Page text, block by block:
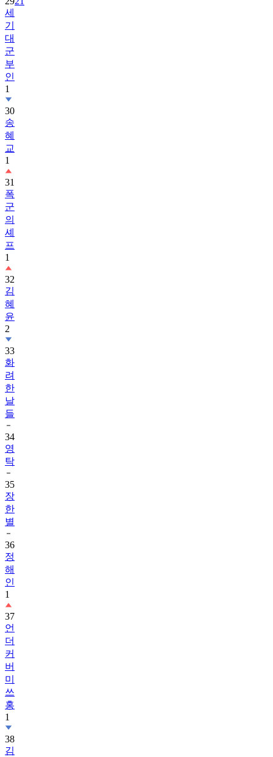
세
기
대
군
부
인
1
30
송
혜
교
1
31
폭
군
의
셰
프
1
32
김
혜
윤
2
33
화
려
한
날
들
34
영
탁
35
장
한
별
36
정
해
인
1
37
언
더
커
버
미
쓰
홍
1
38
김